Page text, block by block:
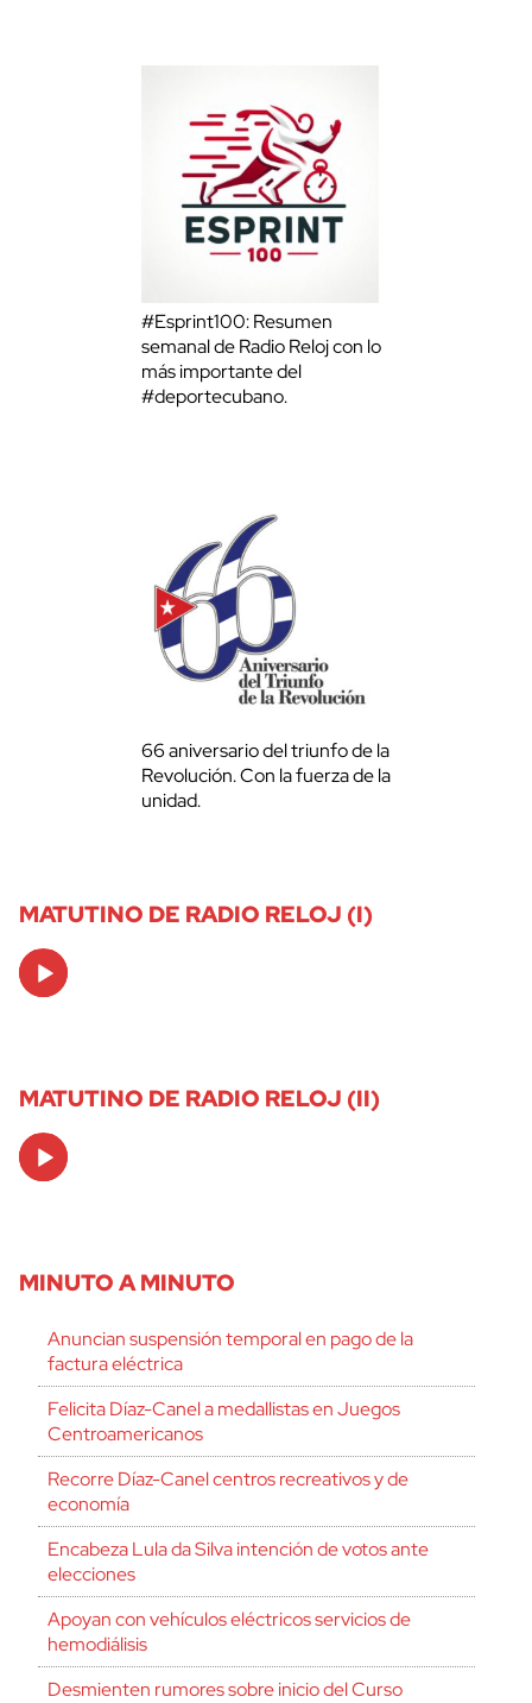
#Esprint100: Resumen
semanal de Radio Reloj con lo
más importante del
#deportecubano.
66 aniversario del triunfo de la
Revolución. Con la fuerza de la
unidad.
MATUTINO DE RADIO RELOJ (I)
Audio
Player
MATUTINO DE RADIO RELOJ (II)
Audio
Player
MINUTO A MINUTO
Anuncian suspensión temporal en pago de la
factura eléctrica
Felicita Díaz-Canel a medallistas en Juegos
Centroamericanos
Recorre Díaz-Canel centros recreativos y de
economía
Encabeza Lula da Silva intención de votos ante
elecciones
Apoyan con vehículos eléctricos servicios de
hemodiálisis
Desmienten rumores sobre inicio del Curso